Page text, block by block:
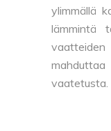
ylimmällä
lämmintä
vaatetusta.